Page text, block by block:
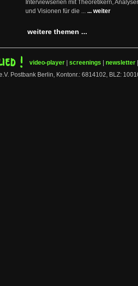
Interviewserien mit Theoretikern,
und Visionen für die ... ... weiter
weitere themen ...
video-player screenings newsletter
Postbank Berlin, Kontonr.: 6814102, BLZ: